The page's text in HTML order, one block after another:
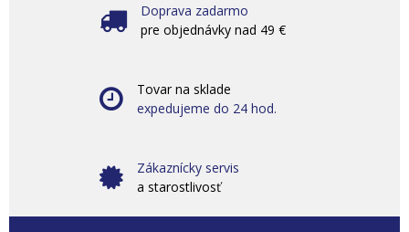
Doprava zadarmo
pre objednávky nad 49 €
Tovar na sklade
expedujeme do 24 hod.
Zákaznícky servis
a starostlivosť